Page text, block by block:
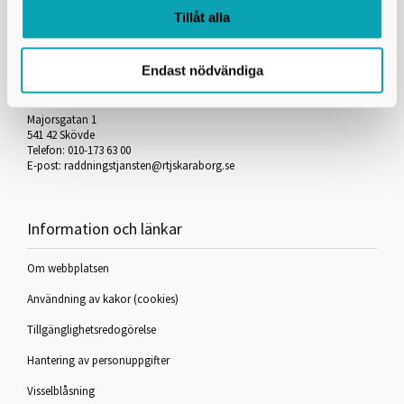
Tillåt alla
Endast nödvändiga
Räddningstjänsten Skaraborg
Majorsgatan 1
541 42 Skövde
Telefon: 010-173 63 00
E-post: raddningstjansten@rtjskaraborg.se
Information och länkar
Om webbplatsen
Användning av kakor (cookies)
Tillgänglighetsredogörelse
Hantering av personuppgifter
Visselblåsning